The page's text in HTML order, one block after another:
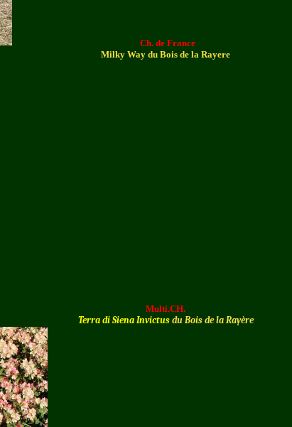
Ch. de France
Milky Way du Bois de la Rayere
Multi.CH.
Terra di Siena Invictusdu Bois de la Rayère